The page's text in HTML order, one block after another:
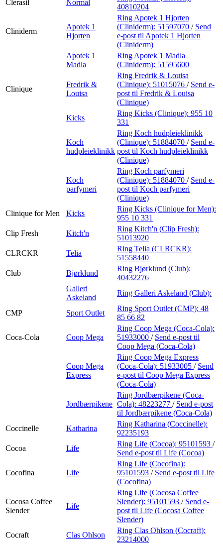
Clerasil Normal
40810204
Cliniderm
Apotek 1
Hjorten
Ring Apotek 1 Hjorten
(Cliniderm): 51597070 / Send
e-post til Apotek 1 Hjorten
(Cliniderm)
Apotek 1
Madla
Ring Apotek 1 Madla
(Cliniderm): 51595600
Clinique
Fredrik &
Louisa
Ring Fredrik & Louisa
(Clinique): 51015076 / Send e-
post til Fredrik & Louisa
(Clinique)
Kicks
Ring Kicks (Clinique): 955 10
331
Koch
hudpleieklinikk
Ring Koch hudpleieklinikk
(Clinique): 51884070 / Send e-
post til Koch hudpleieklinikk
(Clinique)
Koch
parfymeri
Ring Koch parfymeri
(Clinique): 51884070 / Send e-
post til Koch parfymeri
(Clinique)
Clinique for Men
Kicks
Ring Kicks (Clinique for Men):
955 10 331
Clip Fresh
Kitch'n
Ring Kitch'n (Clip Fresh):
51013920
CLRCKR
Telia
Ring Telia (CLRCKR):
51558440
Club
Bjørklund
Ring Bjørklund (Club):
40432276
Galleri
Askeland
Ring Galleri Askeland (Club):
CMP Sport Outlet
Ring Sport Outlet (CMP): 48
85 66 82
Coca-Cola Coop Mega
Ring Coop Mega (Coca-Cola):
51933000 / Send e-post til
Coop Mega (Coca-Cola)
Coop Mega
Express
Ring Coop Mega Express
(Coca-Cola): 51933005 / Send
e-post til Coop Mega Express
(Coca-Cola)
Jordbærpikene
Ring Jordbærpikene (Coca-
Cola): 48223277 / Send e-post
til Jordbærpikene (Coca-Cola)
Coccinelle
Katharina
Ring Katharina (Coccinelle):
92235193
Cocoa
Life
Ring Life (Cocoa): 95101593 /
Send e-post til Life (Cocoa)
Cocofina Life
Ring Life (Cocofina):
95101593 / Send e-post til Life
(Cocofina)
Cocosa Coffee
Slender
Life
Ring Life (Cocosa Coffee
Slender): 95101593 / Send e-
post til Life (Cocosa Coffee
Slender)
Cocraft
Clas Ohlson
Ring Clas Ohlson (Cocraft):
23214000